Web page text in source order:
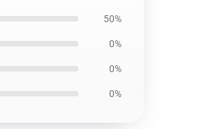
50%
0%
0%
0%